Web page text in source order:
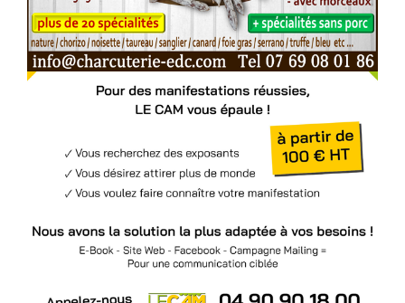
Voir l'annonce
Accéder au site